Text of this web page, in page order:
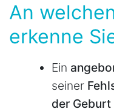
An
erkenne
Ein
seiner
der Geburt